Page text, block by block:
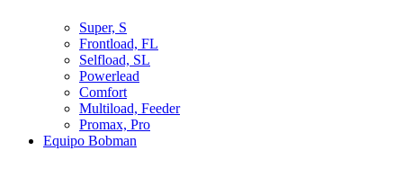
Super, S
Frontload, FL
Selfload, SL
Powerlead
Comfort
Multiload, Feeder
Promax, Pro
Equipo Bobman